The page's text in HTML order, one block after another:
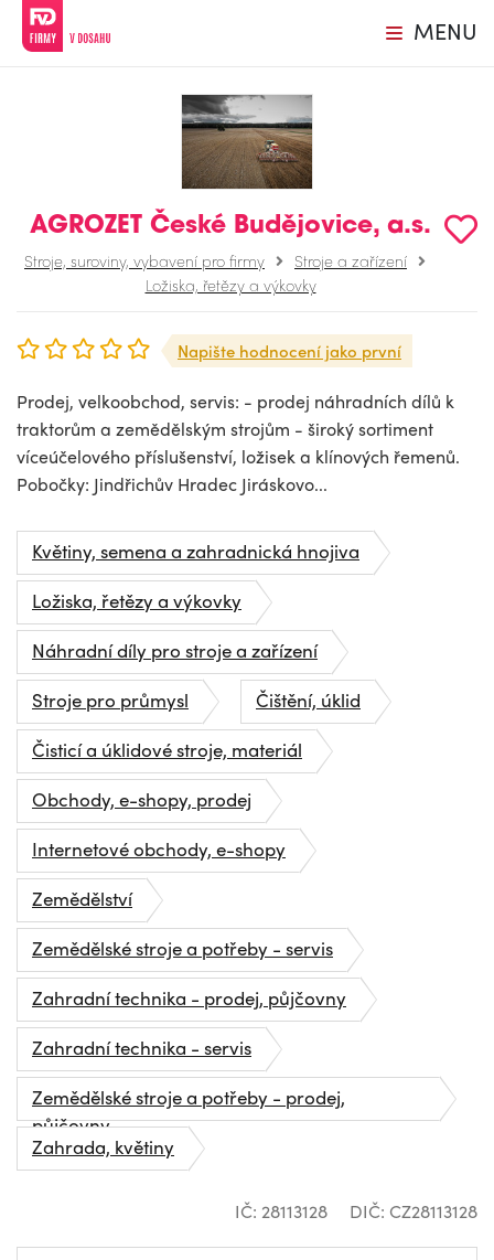
MENU
AGROZET České Budějovice, a.s.
Stroje, suroviny, vybavení pro firmy
Stroje a zařízení
Ložiska, řetězy a výkovky
Napište hodnocení jako první
Prodej, velkoobchod, servis: - prodej náhradních dílů k
traktorům a zemědělským strojům - široký sortiment
víceúčelového příslušenství, ložisek a klínových řemenů.
Pobočky: Jindřichův Hradec Jiráskovo...
Květiny, semena a zahradnická hnojiva
Ložiska, řetězy a výkovky
Náhradní díly pro stroje a zařízení
Stroje pro průmysl
Čištění, úklid
Čisticí a úklidové stroje, materiál
Obchody, e-shopy, prodej
Internetové obchody, e-shopy
Zemědělství
Zemědělské stroje a potřeby - servis
Zahradní technika - prodej, půjčovny
Zahradní technika - servis
Zemědělské stroje a potřeby - prodej,
půjčovny
Zahrada, květiny
IČ: 28113128 DIČ: CZ28113128